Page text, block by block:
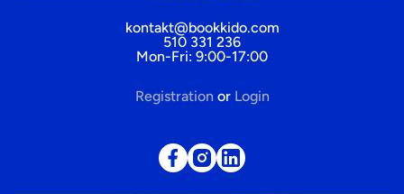
kontakt@bookkido.com
510 331 236
Mon-Fri: 9:00-17:00
Registration or Login